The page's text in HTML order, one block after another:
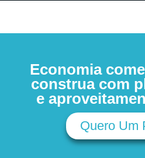
Economia
construa com
e
Quero Um